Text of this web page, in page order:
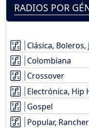
RADIOS POR
Clásica, Boleros,
Colombiana
Crossover
Electrónica, Hip
Gospel
Popular,